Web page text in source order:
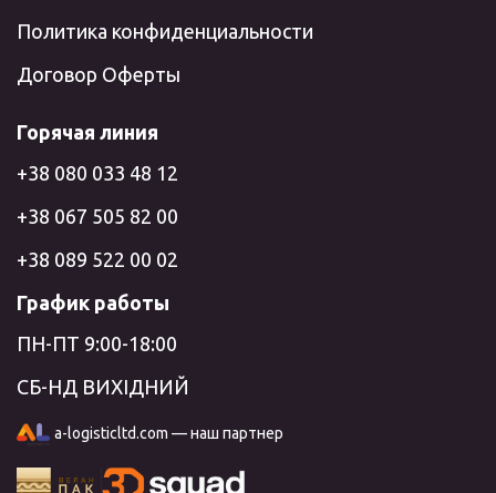
Политика конфиденциальности
Договор Оферты
Горячая линия
+38 080 033 48 12
+38 067 505 82 00
+38 089 522 00 02
График работы
ПН-ПТ 9:00-18:00
СБ-НД ВИХІДНИЙ
a-logisticltd.com — наш партнер